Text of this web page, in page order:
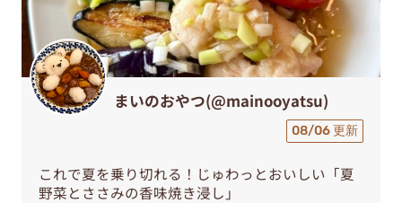
まいのおやつ(@mainooyatsu)
08/06 更新
これで夏を乗り切れる！じゅわっとおいしい「夏
野菜とささみの香味焼き浸し」